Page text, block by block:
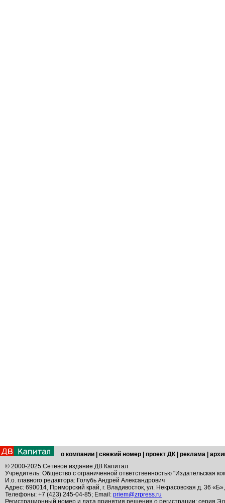
о компании свежий номер проект ДК реклама
© 2000-2025 Сетевое издание ДВ Капитал
Учредитель: Общество с ограниченной ответственностью "Издательская
И.о. главного редактора: Голубь Андрей Александрович
Адрес: 690014, Приморский край, г. Владивосток, ул. Некрасовская д. 36
Телефоны: +7 (423) 245-04-85; Email: priem@zrpress.ru
Регистрационный номер и дата принятия решения о регистрации: серия